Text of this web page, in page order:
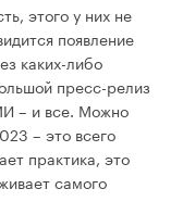
этого у них не
появление
каких-либо
пресс-релиз
– и все. Можно
– это всего
практика, это
самого